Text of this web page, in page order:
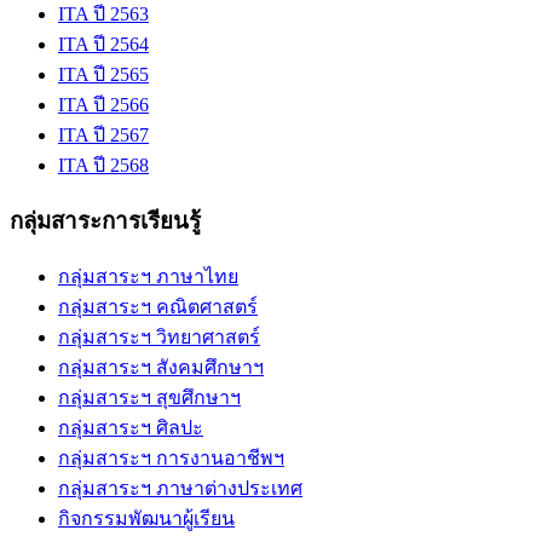
ITA ปี 2563
ITA ปี 2564
ITA ปี 2565
ITA ปี 2566
ITA ปี 2567
ITA ปี 2568
กลุ่มสาระการเรียนรู้
กลุ่มสาระฯ ภาษาไทย
กลุ่มสาระฯ คณิตศาสตร์
กลุ่มสาระฯ วิทยาศาสตร์
กลุ่มสาระฯ สังคมศึกษาฯ
กลุ่มสาระฯ สุขศึกษาฯ
กลุ่มสาระฯ ศิลปะ
กลุ่มสาระฯ การงานอาชีพฯ
กลุ่มสาระฯ ภาษาต่างประเทศ
กิจกรรมพัฒนาผู้เรียน